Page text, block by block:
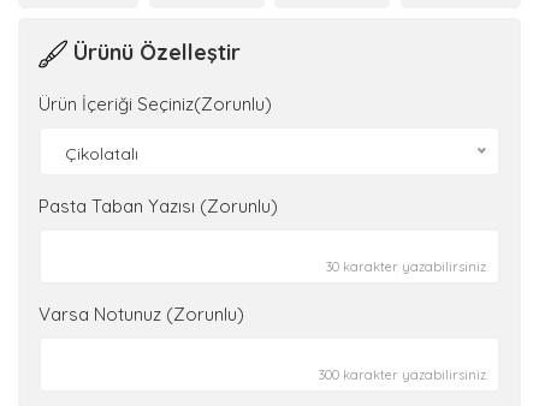
Ürünü Özelleştir
Ürün İçeriği Seçiniz(Zorunlu)
Çikolatalı
Pasta Taban Yazısı (Zorunlu)
30 karakter yazabilirsiniz.
Varsa Notunuz (Zorunlu)
300 karakter yazabilirsiniz.